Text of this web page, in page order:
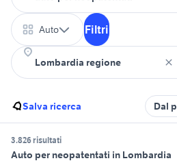
Auto Filtri
Salva ricerca Dal
3.826 risultati
Auto per neopatentati in Lombardia